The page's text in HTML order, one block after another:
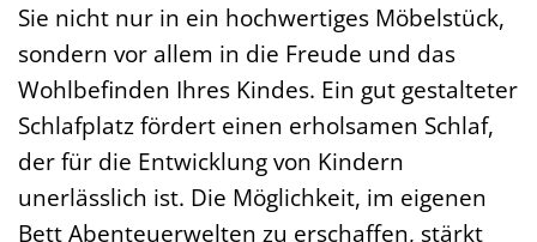
Sie nicht nur in ein hochwertiges Möbelstück,
sondern vor allem in die Freude und das
Wohlbefinden Ihres Kindes. Ein gut gestalteter
Schlafplatz fördert einen erholsamen Schlaf,
der für die Entwicklung von Kindern
unerlässlich ist. Die Möglichkeit, im eigenen
Bett Abenteuerwelten zu erschaffen, stärkt